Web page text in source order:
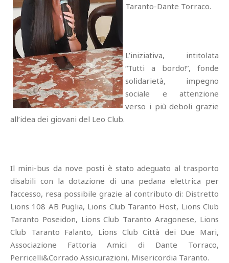
Taranto-Dante Torraco.
L’iniziativa, intitolata
“Tutti a bordo!”, fonde
solidarietà, impegno
sociale e attenzione
verso i più deboli grazie
all’idea dei giovani del Leo Club.
Il mini-bus da nove posti è stato adeguato al trasporto
disabili con la dotazione di una pedana elettrica per
l’accesso, resa possibile grazie al contributo di: Distretto
Lions 108 AB Puglia, Lions Club Taranto Host, Lions Club
Taranto Poseidon, Lions Club Taranto Aragonese, Lions
Club Taranto Falanto, Lions Club Città dei Due Mari,
Associazione Fattoria Amici di Dante Torraco,
Perricelli&Corrado Assicurazioni, Misericordia Taranto.